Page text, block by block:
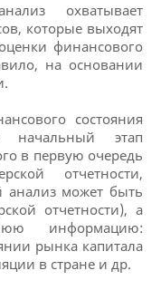
охватывает
которые выходят
финансового
на основании
состояния
начальный этап
в первую очередь
отчетности,
анализ может быть
отчетности), а
информацию:
рынка капитала
в стране и др.